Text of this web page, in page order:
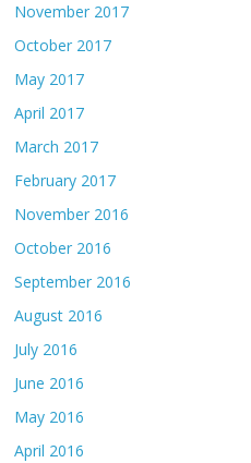
November 2017
October 2017
May 2017
April 2017
March 2017
February 2017
November 2016
October 2016
September 2016
August 2016
July 2016
June 2016
May 2016
April 2016